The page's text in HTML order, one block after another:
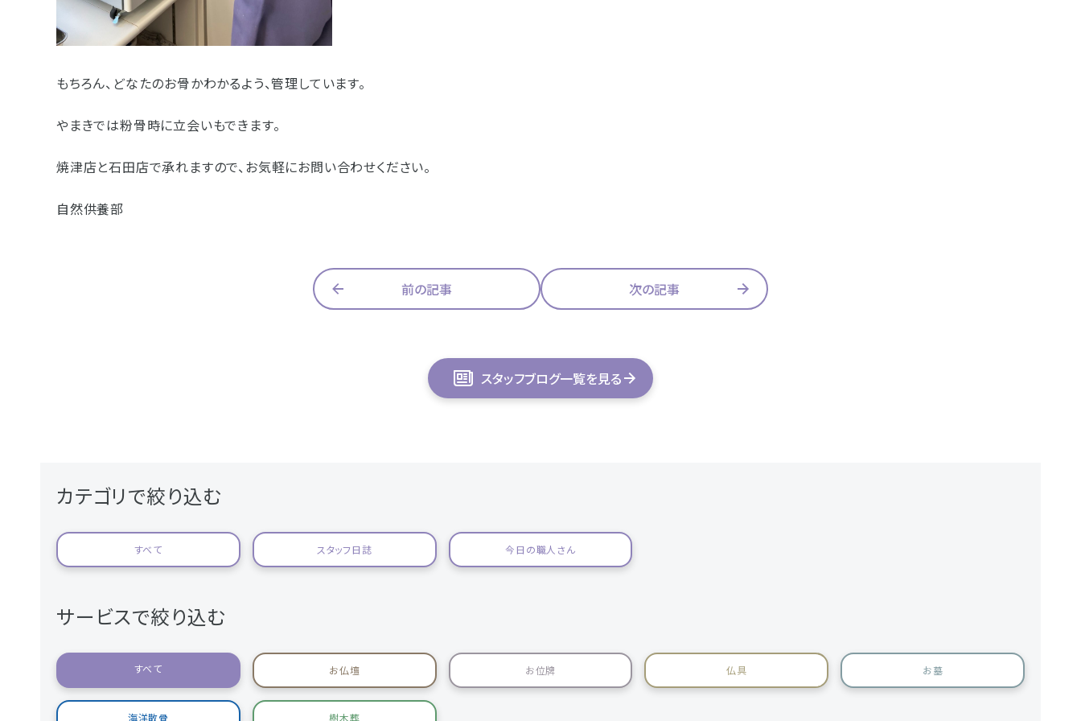
もちろん、どなたのお骨かわかるよう、管理しています。
やまきでは粉骨時に立会いもできます。
焼津店と石田店で承れますので、お気軽にお問い合わせください。
自然供養部
前の記事 次の記事
スタッフブログ一覧を見る
カテゴリで絞り込む
すべて スタッフ日誌 今日の職人さん
サービスで絞り込む
すべて お仏壇 お位牌 仏具 お墓
海洋散骨 樹木葬